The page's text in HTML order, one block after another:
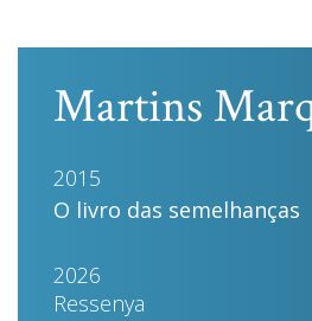
Martins
2015
O livro das semelhanças
2026
Ressenya